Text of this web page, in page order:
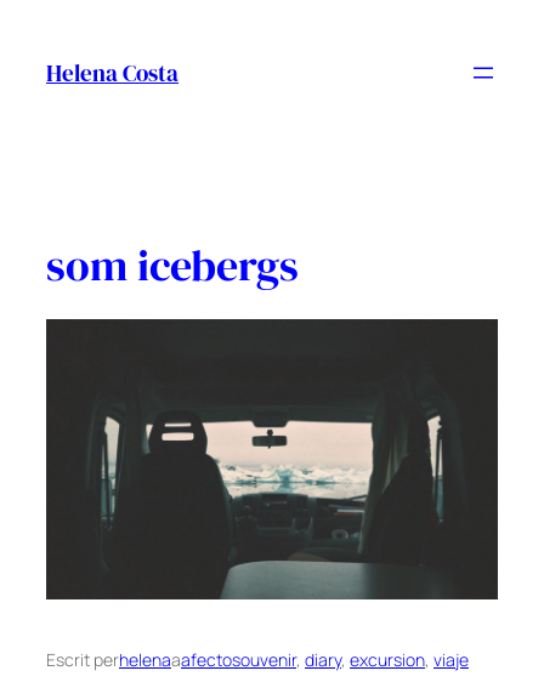
contingut
Helena Costa
som icebergs
Escrit perhelenaaafectosouvenir, diary, excursion, viaje